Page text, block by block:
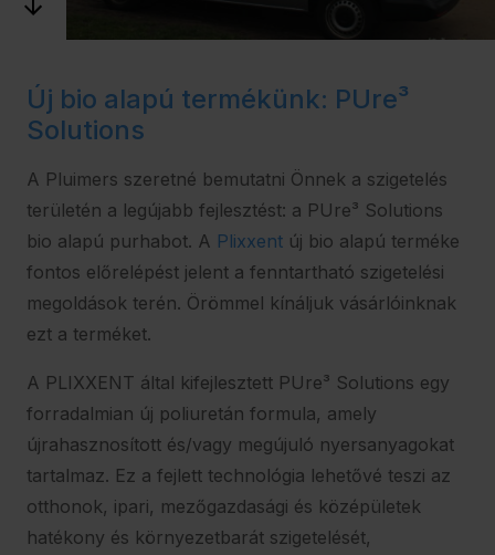
Új bio alapú termékünk: PUre³
Solutions
A Pluimers szeretné bemutatni Önnek a szigetelés
területén a legújabb fejlesztést: a PUre³ Solutions
bio alapú purhabot. A Plixxent új bio alapú terméke
fontos előrelépést jelent a fenntartható szigetelési
megoldások terén. Örömmel kínáljuk vásárlóinknak
ezt a terméket.
A PLIXXENT által kifejlesztett PUre³ Solutions egy
forradalmian új poliuretán formula, amely
újrahasznosított és/vagy megújuló nyersanyagokat
tartalmaz. Ez a fejlett technológia lehetővé teszi az
otthonok, ipari, mezőgazdasági és középületek
hatékony és környezetbarát szigetelését,